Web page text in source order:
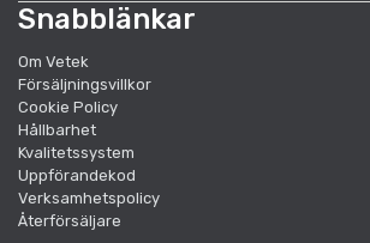
Snabblänkar
Om Vetek
Försäljningsvillkor
Cookie Policy
Hållbarhet
Kvalitetssystem
Uppförandekod
Verksamhetspolicy
Återförsäljare